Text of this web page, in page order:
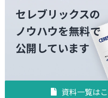
セレブリックスの
ノウハウを無料で
公開しています
資料一覧は